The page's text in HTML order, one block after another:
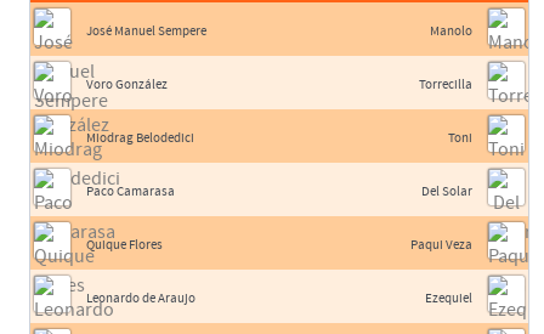
José Manuel Sempere
Voro González
Miodrag Belodedici
Paco Camarasa
Quique Flores
Leonardo de Araujo
Manolo
Torrecilla
Toni
Del Solar
Paqui Veza
Ezequiel